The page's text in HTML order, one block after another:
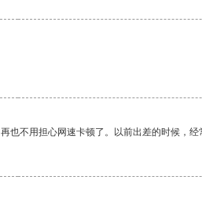
不用担心网速卡顿了。以前出差的时候，